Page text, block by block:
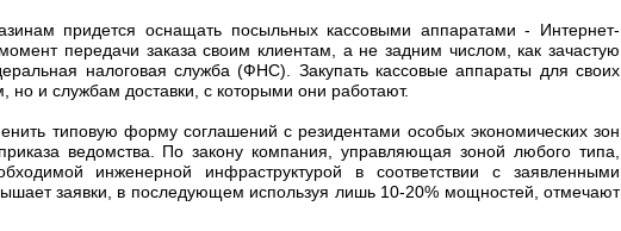
придется оснащать посыльных кассовыми аппаратами - Интернет-
передачи заказа своим клиентам, а не задним числом, как зачастую
налоговая служба (ФНС). Закупать кассовые аппараты для своих
но и службам доставки, с которыми они работают.
типовую форму соглашений с резидентами особых экономических зон
ведомства. По закону компания, управляющая зоной любого типа,
инженерной инфраструктурой в соответствии с заявленными
заявки, в последующем используя лишь 10-20% мощностей, отмечают